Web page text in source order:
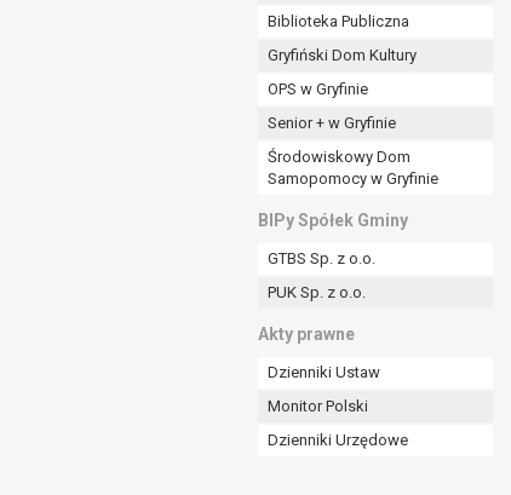
Biblioteka Publiczna
Gryfiński Dom Kultury
OPS w Gryfinie
Senior + w Gryfinie
Środowiskowy Dom
Samopomocy w Gryfinie
BIPy Spółek Gminy
GTBS Sp. z o.o.
PUK Sp. z o.o.
Akty prawne
Dzienniki Ustaw
Monitor Polski
Dzienniki Urzędowe
lub przez stronę trzecią.
tych danych osobowych, chyba że wykaże
której dane dotyczą, lub podstaw do
6 ust. 1 lit a RODO), przysługuje Pani/Panu
podstawie zgody przed jej cofnięciem.
przez administratora.
lub umownym.